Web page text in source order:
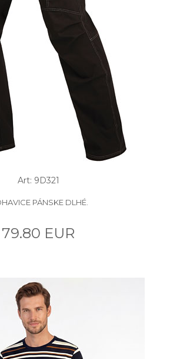
Art: 9D321
PÁNSKE DLHÉ.
79.80 EUR